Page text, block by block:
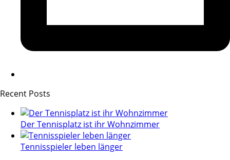
Recent Posts
Der Tennisplatz ist ihr Wohnzimmer
Tennisspieler leben länger